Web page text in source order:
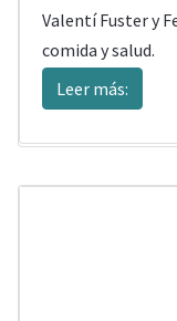
Valentí Fuster y
comida y salud.
Leer más: